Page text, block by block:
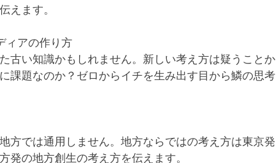
えます。
ィアの作り方
古い知識かもしれません。新しい考え方は疑うことか
課題なのか？ゼロからイチを生み出す目から鱗の思考
方では通用しません。地方ならではの考え方は東京発
発の地方創生の考え方を伝えます。